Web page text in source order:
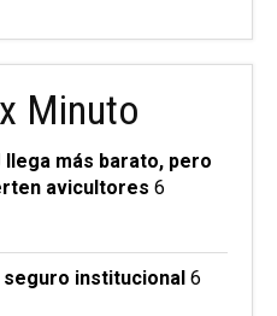
Minuto
llega más barato, pero
avicultores 6
institucional 6